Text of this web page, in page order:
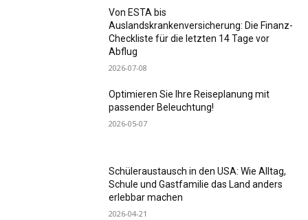
Von ESTA bis
Auslandskrankenversicherung: Die Finanz-
Checkliste für die letzten 14 Tage vor
Abflug
2026-07-08
Optimieren Sie Ihre Reiseplanung mit
passender Beleuchtung!
2026-05-07
Schüleraustausch in den USA: Wie Alltag,
Schule und Gastfamilie das Land anders
erlebbar machen
2026-04-21